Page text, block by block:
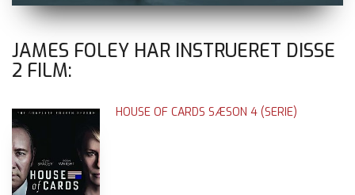
JAMES FOLEY HAR INSTRUERET DISSE
2 FILM:
HOUSE OF CARDS SÆSON 4 (SERIE)